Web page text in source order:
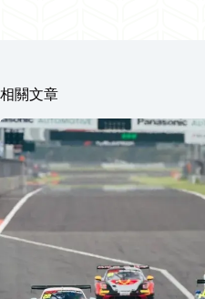
相關文章